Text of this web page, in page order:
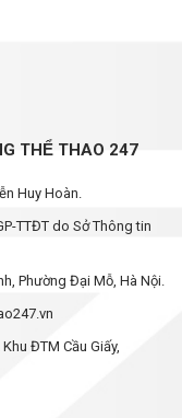
THỂ THAO 247
Huy Hoàn.
TTĐT do Sở Thông tin
Phường Đại Mỗ, Hà Nội.
ĐTM Cầu Giấy,